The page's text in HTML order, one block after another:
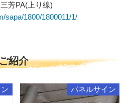
芳PA(上り線)
sapa/1800/1800011/1/
紹介
パネルサイン